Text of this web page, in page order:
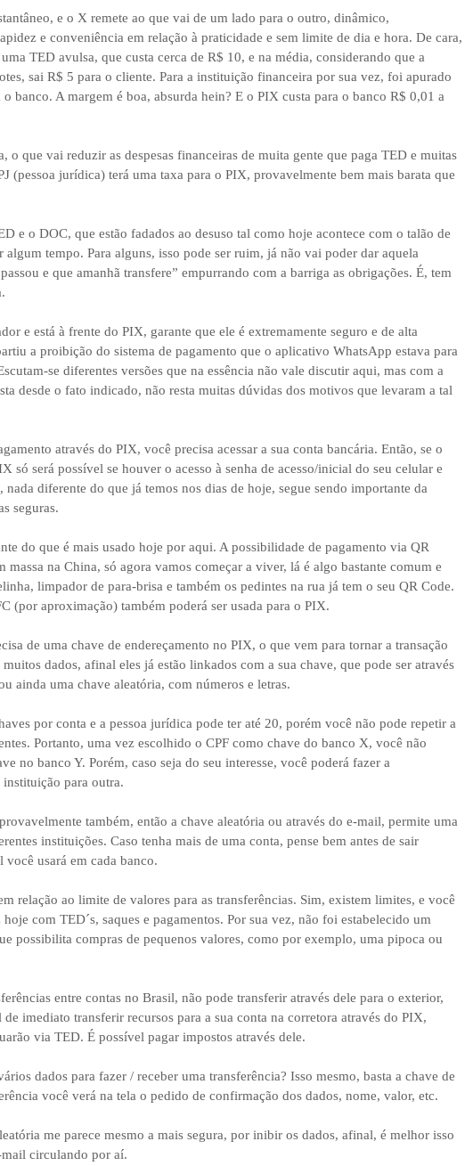
e o X remete ao que vai de um lado para o outro, dinâmico,
e conveniência em relação à praticidade e sem limite de dia e hora. De cara,
TED avulsa, que custa cerca de R$ 10, e na média, considerando que a
sai R$ 5 para o cliente. Para a instituição financeira por sua vez, foi apurado
banco. A margem é boa, absurda hein? E o PIX custa para o banco R$ 0,01 a
o que vai reduzir as despesas financeiras de muita gente que paga TED e muitas
(pessoa jurídica) terá uma taxa para o PIX, provavelmente bem mais barata que
e o DOC, que estão fadados ao desuso tal como hoje acontece com o talão de
algum tempo. Para alguns, isso pode ser ruim, já não vai poder dar aquela
e que amanhã transfere” empurrando com a barriga as obrigações. É, tem
e está à frente do PIX, garante que ele é extremamente seguro e de alta
a proibição do sistema de pagamento que o aplicativo WhatsApp estava para
se diferentes versões que na essência não vale discutir aqui, mas com a
desde o fato indicado, não resta muitas dúvidas dos motivos que levaram a tal
através do PIX, você precisa acessar a sua conta bancária. Então, se o
só será possível se houver o acesso à senha de acesso/inicial do seu celular e
diferente do que já temos nos dias de hoje, segue sendo importante da
seguras.
do que é mais usado hoje por aqui. A possibilidade de pagamento via QR
massa na China, só agora vamos começar a viver, lá é algo bastante comum e
limpador de para-brisa e também os pedintes na rua já tem o seu QR Code.
(por aproximação) também poderá ser usada para o PIX.
de uma chave de endereçamento no PIX, o que vem para tornar a transação
dados, afinal eles já estão linkados com a sua chave, que pode ser através
ainda uma chave aleatória, com números e letras.
por conta e a pessoa jurídica pode ter até 20, porém você não pode repetir a
Portanto, uma vez escolhido o CPF como chave do banco X, você não
no banco Y. Porém, caso seja do seu interesse, você poderá fazer a
para outra.
também, então a chave aleatória ou através do e-mail, permite uma
instituições. Caso tenha mais de uma conta, pense bem antes de sair
você usará em cada banco.
relação ao limite de valores para as transferências. Sim, existem limites, e você
com TED´s, saques e pagamentos. Por sua vez, não foi estabelecido um
possibilita compras de pequenos valores, como por exemplo, uma pipoca ou
entre contas no Brasil, não pode transferir através dele para o exterior,
imediato transferir recursos para a sua conta na corretora através do PIX,
via TED. É possível pagar impostos através dele.
dados para fazer / receber uma transferência? Isso mesmo, basta a chave de
você verá na tela o pedido de confirmação dos dados, nome, valor, etc.
me parece mesmo a mais segura, por inibir os dados, afinal, é melhor isso
mail circulando por aí.